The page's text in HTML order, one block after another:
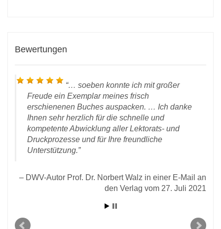
Bewertungen
… soeben konnte ich mit großer
Freude ein Exemplar meines frisch
erschienenen Buches auspacken. … Ich danke
Ihnen sehr herzlich für die schnelle und
kompetente Abwicklung aller Lektorats- und
Druckprozesse und für Ihre freundliche
Unterstützung.
DWV-Autor Prof. Dr. Norbert Walz in einer E-Mail an
den Verlag vom 27. Juli 2021